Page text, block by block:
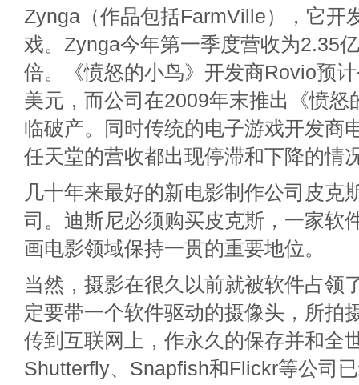
Zynga（作品包括FarmVille），它开
戏。Zynga今年第一季度营收为2.35
倍。《愤怒的小鸟》开发商Rovio预
美元，而公司在2009年末推出《愤怒
临破产。同时传统的电子游戏开发商
任天堂的营收都出现停滞和下降的情
几十年来最好的新电影制作公司皮克
司。迪斯尼必须购买皮克斯，一家软
画电影领域保持一贯的重要地位。
当然，摄影在很久以前就被软件占领
定要带一个软件驱动的摄像头，所拍
传到互联网上，作永久的保存并和全
Shutterfly、Snapfish和Flickr等公司